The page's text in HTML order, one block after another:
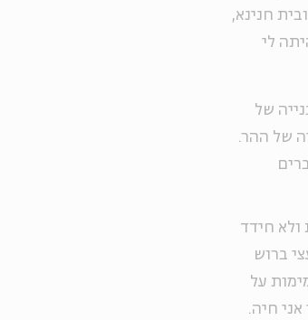
חנינא,
לי
של
של ההר.
ולא חידד
ברוש
על
חיה.